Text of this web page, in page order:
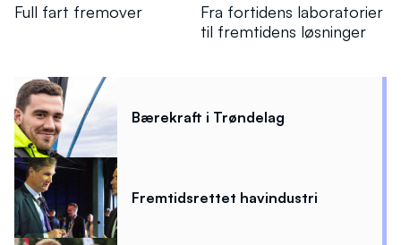
Full fart fremover
Fra fortidens laboratorier
til fremtidens løsninger
Bærekraft i Trøndelag
Fremtidsrettet havindustri